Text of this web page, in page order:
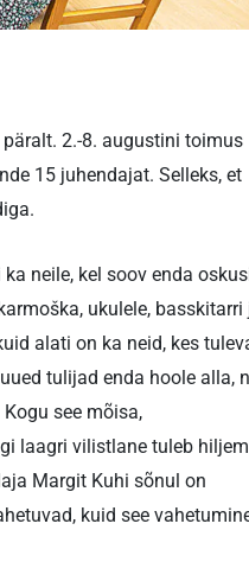
2.-8. augustini toimus
15 juhendajat. Selleks, et
neile, kel soov enda
ukulele, basskitarri
alati on ka neid, kes
tulijad enda hoole alla,
see mõisa,
laagri vilistlane tuleb hiljem
Margit Kuhi sõnul on
kuid see